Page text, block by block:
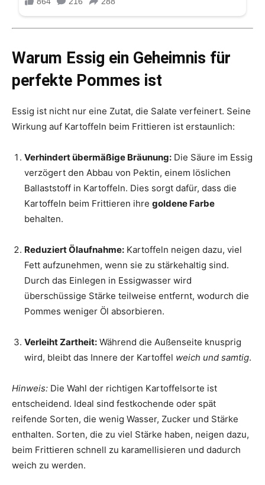
Warum Essig ein Geheimnis für
perfekte Pommes ist
Essig ist nicht nur eine Zutat, die Salate verfeinert. Seine
Wirkung auf Kartoffeln beim Frittieren ist erstaunlich:
Verhindert übermäßige Bräunung: Die Säure im Essig
verzögert den Abbau von Pektin, einem löslichen
Ballaststoff in Kartoffeln. Dies sorgt dafür, dass die
Kartoffeln beim Frittieren ihre goldene Farbe
behalten.
Reduziert Ölaufnahme: Kartoffeln neigen dazu, viel
Fett aufzunehmen, wenn sie zu stärkehaltig sind.
Durch das Einlegen in Essigwasser wird
überschüssige Stärke teilweise entfernt, wodurch die
Pommes weniger Öl absorbieren.
Verleiht Zartheit: Während die Außenseite knusprig
wird, bleibt das Innere der Kartoffel weich und samtig.
Hinweis: Die Wahl der richtigen Kartoffelsorte ist
entscheidend. Ideal sind festkochende oder spät
reifende Sorten, die wenig Wasser, Zucker und Stärke
enthalten. Sorten, die zu viel Stärke haben, neigen dazu,
beim Frittieren schnell zu karamellisieren und dadurch
weich zu werden.